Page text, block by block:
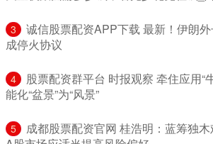
3
诚信股票配资APP下载 最新！伊朗
成停火协议
4
股票配资群平台 时报观察 牵住应用“
能化“盆景”为“风景”
5
成都股票配资官网 桂浩明：蓝筹独